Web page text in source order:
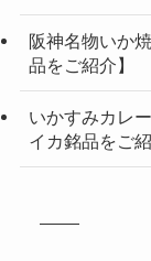
阪神名物いか
品をご紹介】
いかすみカレ
イカ銘品をご紹